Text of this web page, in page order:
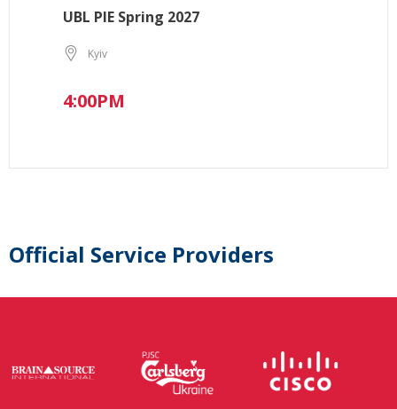
UBL PIE Spring 2027
Kyiv
4:00PM
Official Service Providers